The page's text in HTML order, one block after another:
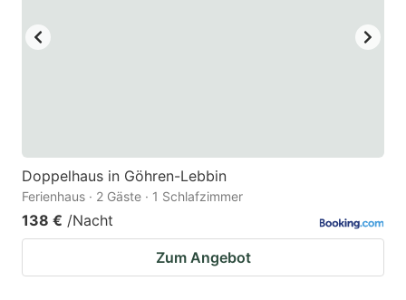
Doppelhaus in Göhren-Lebbin
Ferienhaus · 2 Gäste · 1 Schlafzimmer
138 € /Nacht
Zum Angebot